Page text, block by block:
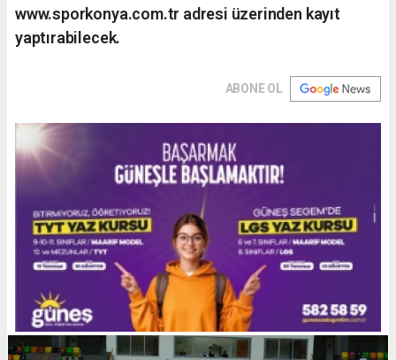
www.sporkonya.com.tr adresi üzerinden kayıt
yaptırabilecek.
ABONE OL